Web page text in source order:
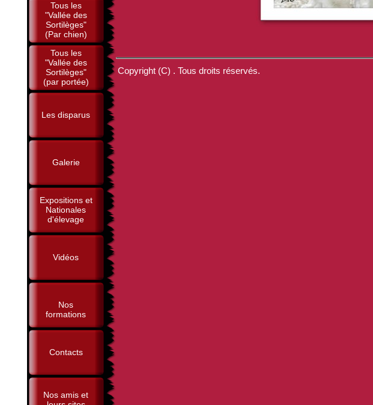
Tous les
"Vallée des
Sortilèges"
(Par chien)
Tous les
"Vallée des
Sortilèges"
(par portée)
Les disparus
Galerie
Expositions et
Nationales
d'élevage
Vidéos
Nos
formations
Contacts
Nos amis et
Copyright (C) . Tous droits réservés.